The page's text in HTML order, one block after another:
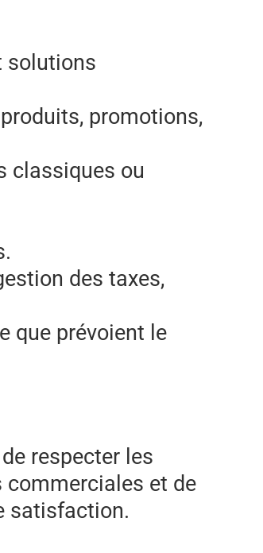
solutions
promotions,
classiques ou
des taxes,
que prévoient le
respecter les
commerciales et de
satisfaction.